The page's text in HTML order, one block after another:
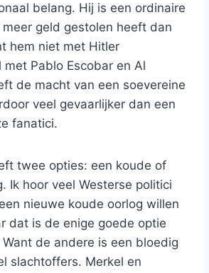
belang. Hij is een ordinaire
geld gestolen heeft dan
hem niet met Hitler
Pablo Escobar en Al
de macht van een soevereine
veel gevaarlijker dan een
fanatici.
twee opties: een koude of
Ik hoor veel Westerse politici
nieuwe koude oorlog willen
dat is de enige goede optie
de andere is een bloedig
slachtoffers. Merkel en